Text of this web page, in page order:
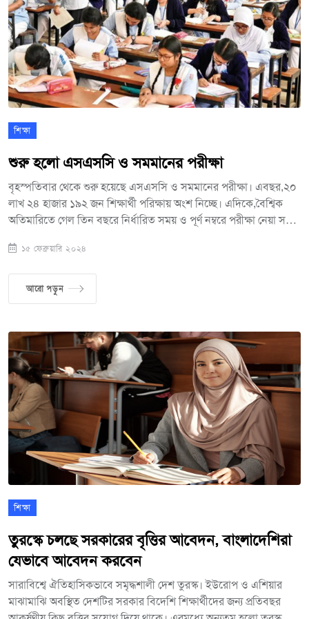
শিক্ষা
শুরু হলো এসএসসি ও সমমানের পরীক্ষা
বৃহস্পতিবার থেকে শুরু হয়েছে এসএসসি ও সমমানের পরীক্ষা। এবছর,২০
লাখ ২৪ হাজার ১৯২ জন শিক্ষার্থী পরিক্ষায় অংশ নিচ্ছে। এদিকে,বৈশ্বিক
অতিমারিতে গেল তিন বছরে নির্ধারিত সময় ও পূর্ণ নম্বরে পরীক্ষা নেয়া সম্ভব
হয় এসএসসি ও সমমানের পরিক্ষা। ১১টি শিক্ষা বোর্ডের অধীনে ৩ হাজার
এই পাবলিক পরীক্ষা। এবিষয়ে নকলমুক্ত পরিবেশে পরীক্ষা অনুষ্ঠিত হচ্ছে
জানিয়ে শিক্ষামন্ত্রী বলেন,পাশের হার বৃদ্ধির সাথে সাথে এবার পরিক্ষার্থীর
কল্যাণে কাজ করবে এমন প্রত্যাশার কথা জানান অভিভাবকরা। অন্যান্য
বছরের তুলনায় এবার প্রশ্নপত্র সহজ হয়েছে বলে জানায় পরীক্ষার্থীরা।
১৫ ফেব্রুয়ারি ২০২৪
আরো পড়ুন
শিক্ষা
তুরস্কে চলছে সরকারের বৃত্তির আবেদন, বাংলাদেশিরা
যেভাবে আবেদন করবেন
সারাবিশ্বে ঐতিহাসিকভাবে সমৃদ্ধশালী দেশ তুরস্ক। ইউরোপ ও এশিয়ার
মাঝামাঝি অবস্থিত দেশটির সরকার বিদেশি শিক্ষার্থীদের জন্য প্রতিবছর